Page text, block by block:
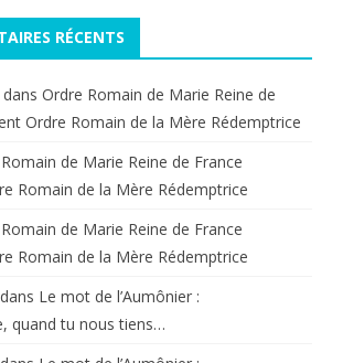
RÉCENTS
dans Ordre Romain de Marie Reine de
Ordre Romain de la Mère Rédemptrice
de Marie Reine de France
Romain de la Mère Rédemptrice
de Marie Reine de France
Romain de la Mère Rédemptrice
dans Le mot de l’Aumônier :
quand tu nous tiens…